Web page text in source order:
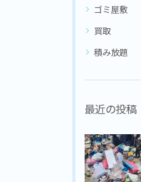
ゴミ屋敷
買取
積み放題
最近の投稿